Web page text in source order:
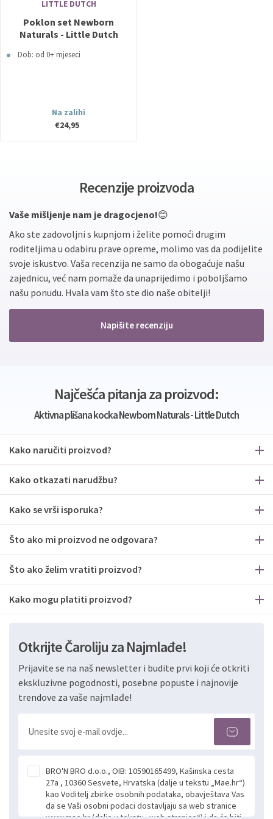
LITTLE DUTCH
Poklon set Newborn
Naturals - Little Dutch
Dob: od 0+ mjeseci
Na zalihi
€24,95
Recenzije proizvoda
Vaše mišljenje nam je dragocjeno!😊
Ako ste zadovoljni s kupnjom i želite pomoći drugim
roditeljima u odabiru prave opreme, molimo vas da podijelite
svoje iskustvo. Vaša recenzija ne samo da obogaćuje našu
zajednicu, već nam pomaže da unaprijedimo i poboljšamo
našu ponudu. Hvala vam što ste dio naše obitelji!
Napišite recenziju
Najčešća pitanja za proizvod:
Aktivna plišana kocka Newborn Naturals - Little Dutch
Kako naručiti proizvod?
Kako otkazati narudžbu?
Kako se vrši isporuka?
Što ako mi proizvod ne odgovara?
Što ako želim vratiti proizvod?
Kako mogu platiti proizvod?
Otkrijte Čaroliju za Najmlađe!
Prijavite se na naš newsletter i budite prvi koji će otkriti
ekskluzivne pogodnosti, posebne popuste i najnovije
trendove za vaše najmlađe!
BRO'N BRO d.o.o., OIB: 10590165499, Kašinska cesta
27a , 10360 Sesvete, Hrvatska (dalje u tekstu „Mae.hr“)
kao Voditelj zbirke osobnih podataka, obavještava Vas
da se Vaši osobni podaci dostavljaju sa web stranice